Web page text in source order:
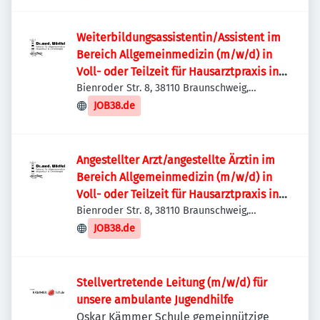
Weiterbildungsassistentin/Assistent im
Bereich Allgemeinmedizin (m/w/d) in
Voll- oder Teilzeit für Hausarztpraxis in
Braunschweig Nord
Bienroder Str. 8, 38110 Braunschweig,
Deutschland
JOB38.de
Angestellter Arzt/angestellte Ärztin im
Bereich Allgemeinmedizin (m/w/d) in
Voll- oder Teilzeit für Hausarztpraxis in
Braunschweig Nord
Bienroder Str. 8, 38110 Braunschweig,
Deutschland
JOB38.de
Stellvertretende Leitung (m/w/d) für
unsere ambulante Jugendhilfe
Oskar Kämmer Schule gemeinnützige